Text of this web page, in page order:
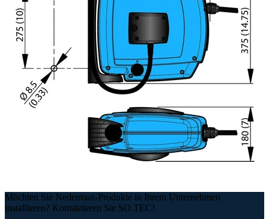
Möchten Sie Nederman-Produkte in Ihrem Unternehmen
installieren? Kontaktieren Sie SO.TEC!